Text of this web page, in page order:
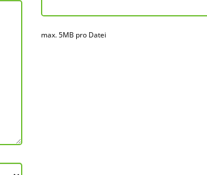
max. 5MB pro Datei